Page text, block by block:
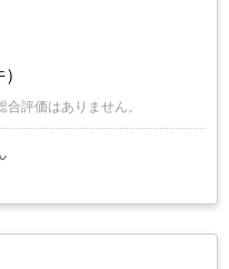
評価はありません。